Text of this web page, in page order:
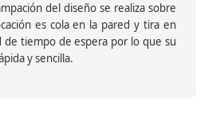
del diseño se realiza sobre
es cola en la pared y tira en
de tiempo de espera por lo que su
y sencilla.